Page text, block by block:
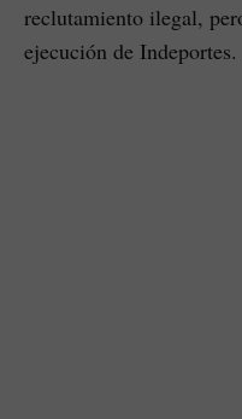
reclutamiento ilegal,
ejecución de Indeportes.